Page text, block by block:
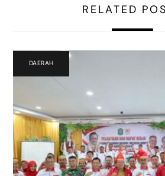
RELATED
DAERAH